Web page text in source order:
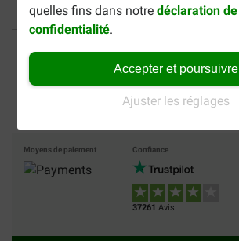
quelles fins dans notredéclaration de
confidentialité.
Accepter et poursuivre
Ajuster les réglages
Moyens de paiement Confiance
37261 Avis